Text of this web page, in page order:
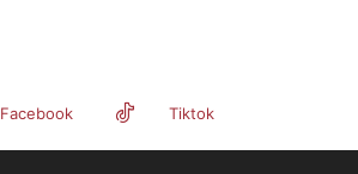
Facebook Tiktok